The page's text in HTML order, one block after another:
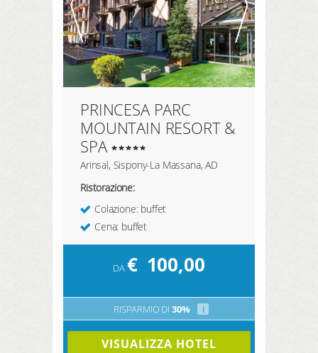
PRINCESA PARC
MOUNTAIN RESORT &
SPA
Arinsal, Sispony-La Massana, AD
Ristorazione:
Colazione: buffet
Cena: buffet
DA€ 100,00
RISPARMIO DI 30% i
VISUALIZZA HOTEL